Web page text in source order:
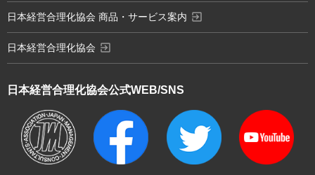
日本経営合理化協会公式WEB/SNS
日本経営合理化協会 商品・サービス案内 exit_to_app
日本経営合理化協会 exit_to_app